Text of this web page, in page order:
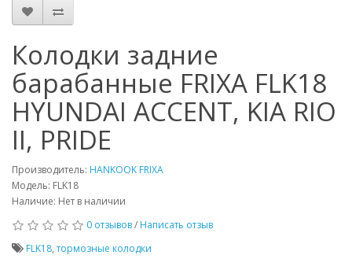
Колодки задние
барабанные FRIXA FLK18
HYUNDAI ACCENT, KIA RIO
II, PRIDE
Производитель: HANKOOK FRIXA
Модель: FLK18
Наличие: Нет в наличии
0 отзывов/ Написать отзыв
FLK18,тормозные колодки